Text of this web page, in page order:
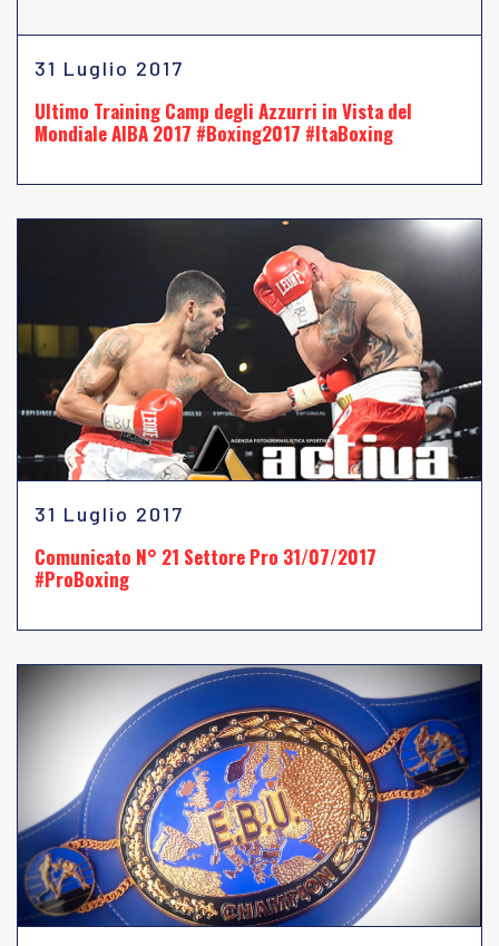
31 Luglio 2017
Ultimo Training Camp degli Azzurri in Vista del
Mondiale AIBA 2017 #Boxing2017 #ItaBoxing
31 Luglio 2017
Comunicato N° 21 Settore Pro 31/07/2017
#ProBoxing